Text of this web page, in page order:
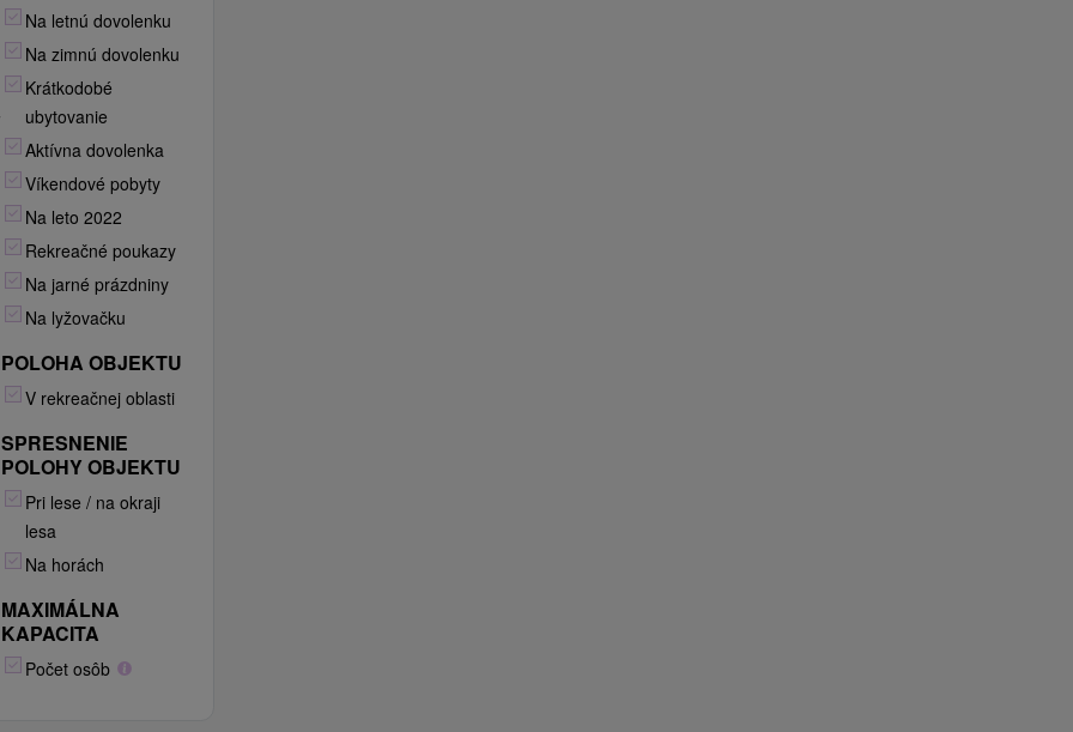
Na letnú dovolenku
Na zimnú dovolenku
Krátkodobé
ubytovanie
Aktívna dovolenka
Víkendové pobyty
Na leto 2022
Rekreačné poukazy
Na jarné prázdniny
Na lyžovačku
POLOHA OBJEKTU
V rekreačnej oblasti
SPRESNENIE
POLOHY OBJEKTU
Pri lese / na okraji
lesa
Na horách
MAXIMÁLNA
KAPACITA
Počet osôb